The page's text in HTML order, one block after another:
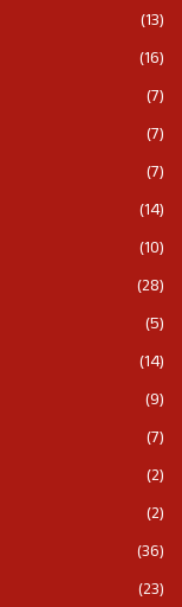
(13)
(16)
(7)
(7)
(7)
(14)
(10)
(28)
(5)
(14)
(9)
(7)
(2)
(2)
(36)
(23)